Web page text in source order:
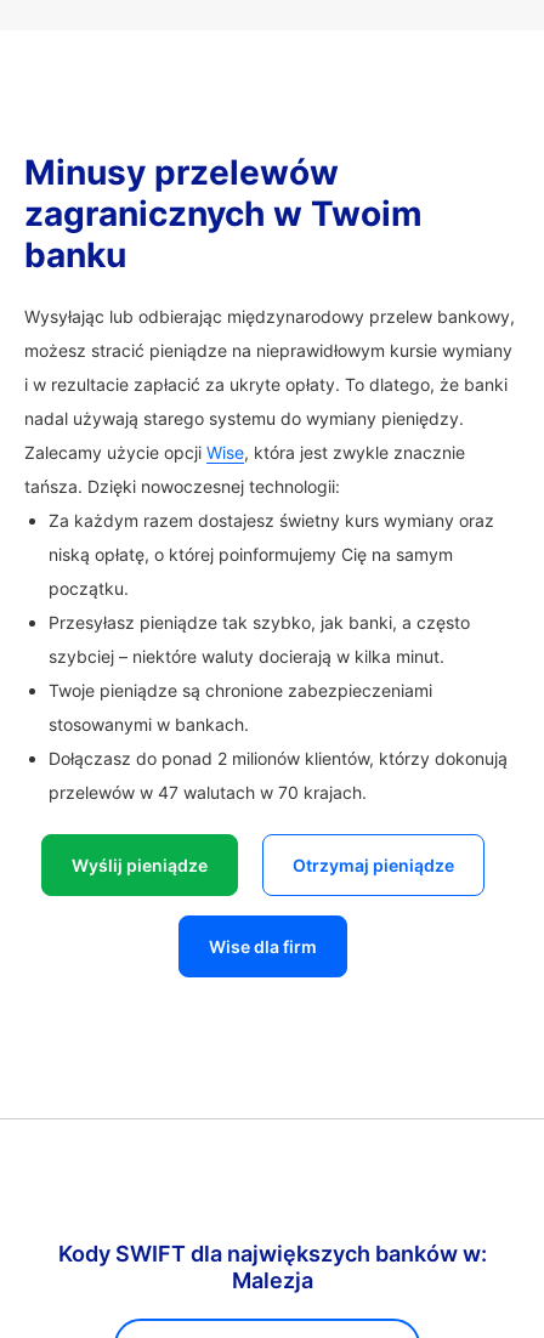
Minusy przelewów
zagranicznych w Twoim
banku
Wysyłając lub odbierając międzynarodowy przelew bankowy,
możesz stracić pieniądze na nieprawidłowym kursie wymiany
i w rezultacie zapłacić za ukryte opłaty. To dlatego, że banki
nadal używają starego systemu do wymiany pieniędzy.
Zalecamy użycie opcji Wise, która jest zwykle znacznie
tańsza. Dzięki nowoczesnej technologii:
Za każdym razem dostajesz świetny kurs wymiany oraz
niską opłatę, o której poinformujemy Cię na samym
początku.
Przesyłasz pieniądze tak szybko, jak banki, a często
szybciej – niektóre waluty docierają w kilka minut.
Twoje pieniądze są chronione zabezpieczeniami
stosowanymi w bankach.
Dołączasz do ponad 2 milionów klientów, którzy dokonują
przelewów w 47 walutach w 70 krajach.
Wyślij pieniądze Otrzymaj pieniądze
Wise dla firm
Kody SWIFT dla największych banków w:
Malezja